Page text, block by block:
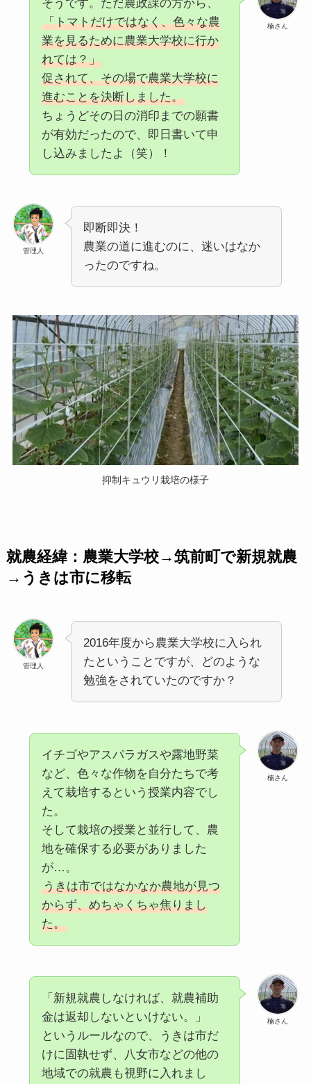
楠さん
そうです。ただ農政課の方から、
「トマトだけではなく、色々な農
業を見るために農業大学校に行か
れては？」
促されて、その場で農業大学校に
進むことを決断しました。
ちょうどその日の消印までの願書
が有効だったので、即日書いて申
し込みましたよ（笑）！
管理人
即断即決！
農業の道に進むのに、迷いはなか
ったのですね。
抑制キュウリ栽培の様子
就農経緯：農業大学校→筑前町で新規就農
→うきは市に移転
管理人
2016年度から農業大学校に入られ
たということですが、どのような
勉強をされていたのですか？
楠さん
イチゴやアスパラガスや露地野菜
など、色々な作物を自分たちで考
えて栽培するという授業内容でし
た。
そして栽培の授業と並行して、農
地を確保する必要がありました
が…。
うきは市ではなかなか農地が見つ
からず、めちゃくちゃ焦りまし
た。
楠さん
「新規就農しなければ、就農補助
金は返却しないといけない。」
というルールなので、うきは市だ
けに固執せず、八女市などの他の
地域での就農も視野に入れまし